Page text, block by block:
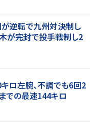
が逆転で九州対決制し
が完封で投手戦制し2
ロ左腕、不調でも6回2
での最速144キロ